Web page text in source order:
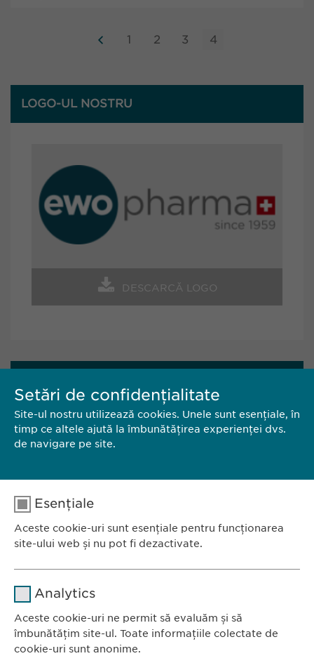
LOGO-UL NOSTRU
DESCARCĂ LOGO
EWOPHARMA ROMÂNIA SRL
România
Tel.: +40 21 260 13 44
E-Mail:info@ewopharma.ro
1 2 3 4
Ewopharma România SRL
Bulevardul Primăverii 19-21
Setări de confidențialitate
Site-ul nostru utilizează cookies. Unele sunt esențiale, în
timp ce altele ajută la îmbunătățirea experienței dvs.
de navigare pe site.
Esențiale
Aceste cookie-uri sunt esențiale pentru funcționarea
site-ului web și nu pot fi dezactivate.
Analytics
Aceste cookie-uri ne permit să evaluăm și să
îmbunătățim site-ul. Toate informațiile colectate de
cookie-uri sunt anonime.